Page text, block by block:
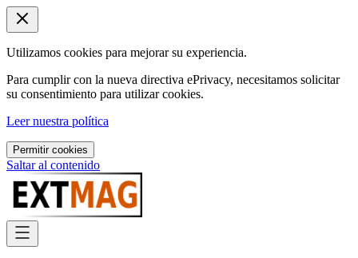
Utilizamos cookies para mejorar su experiencia.
Para cumplir con la nueva directiva ePrivacy, necesitamos solicitar
su consentimiento para utilizar cookies.
Leer nuestra política
Permitir cookies
Saltar al contenido